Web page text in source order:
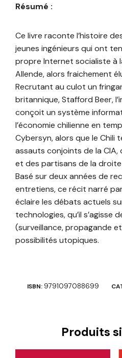
Résumé :
Ce livre raconte l’histoire
jeunes ingénieurs qui ont
propre Internet socialiste à
Allende, alors fraichement
Recrutant au culot un
britannique, Stafford Beer,
conçoit un système
l’économie chilienne en
Cybersyn, alors que le Chili
assauts conjoints de la CIA,
et des partisans de la droite
Basé sur deux années de
entretiens, ce récit narré
éclaire les débats actuels
technologies, qu’il s’agisse
(surveillance, propagande
possibilités utopiques.
ISBN: 9791097088699
Produits